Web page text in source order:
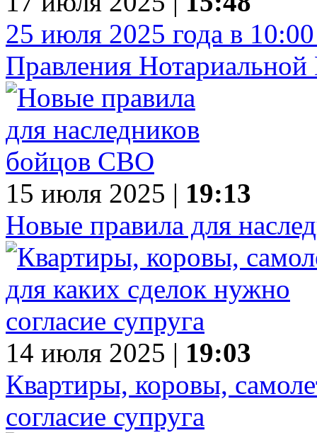
25 июля 2025 года в 10:00
Правления
15 июля 2025 | 19:13
Новые правила для
14 июля 2025 | 19:03
Квартиры, коровы,
согласие супруга